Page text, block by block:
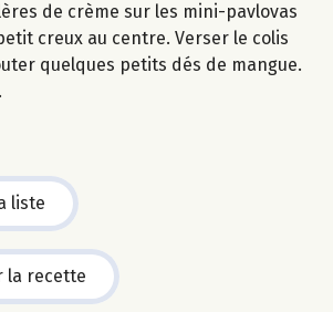
de crème sur les mini-pavlovas
creux au centre. Verser le colis
quelques petits dés de mangue.
liste
la recette